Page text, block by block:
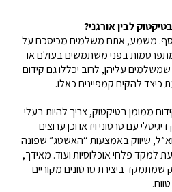
לבין אורגני?
משמע, אתם משלמים מכיסכם על
בפני משתמשים בעולם או
עליהן, לרוב יכללו גם קידום
להקים קמפיינים כאלו.
ממומן בטיקטוק, צריך להיות בעלי
עם סרטוני וידאו וכן ערוצים
שיווק באמצעות “האשטג” שפונה
למקד פלחי אוכלוסיות ועוד. מאידך,
שמתמקד ביצירת סרטונים מקוריים